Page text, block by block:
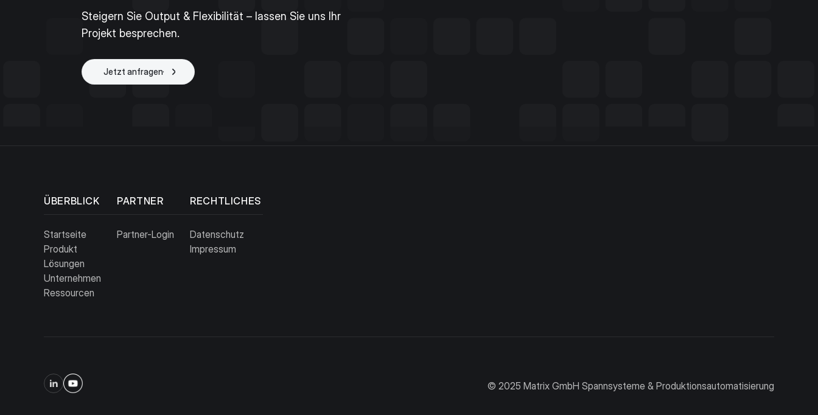
Steigern Sie Output & Flexibilität – lassen Sie uns Ihr
Projekt besprechen.
Jetzt anfragen
Projekt starten
ÜBERBLICK
Startseite
Produkt
Lösungen
Unternehmen
Ressourcen
PARTNER
Partner-Login
RECHTLICHES
Datenschutz
Impressum
© 2025 Matrix GmbH Spannsysteme & Produktionsautomatisierung